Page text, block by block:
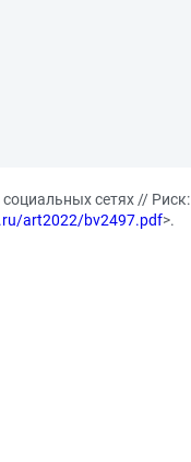
сетях // Риск:
art2022/bv2497.pdf>.